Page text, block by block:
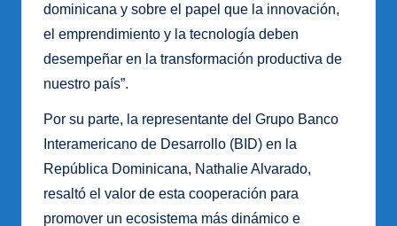
dominicana y sobre el papel que la innovación,
el emprendimiento y la tecnología deben
desempeñar en la transformación productiva de
nuestro país”.
Por su parte, la representante del Grupo Banco
Interamericano de Desarrollo (BID) en la
República Dominicana, Nathalie Alvarado,
resaltó el valor de esta cooperación para
promover un ecosistema más dinámico e